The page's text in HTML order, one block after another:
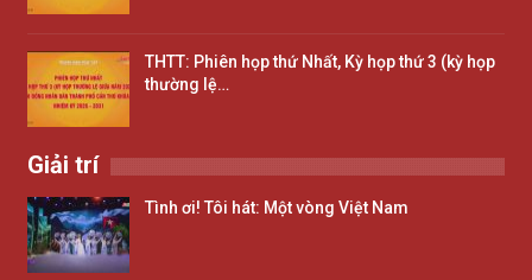
THTT: Phiên họp thứ Nhất, Kỳ họp thứ 3 (kỳ họp
thường lệ…
Giải trí
Tình ơi! Tôi hát: Một vòng Việt Nam